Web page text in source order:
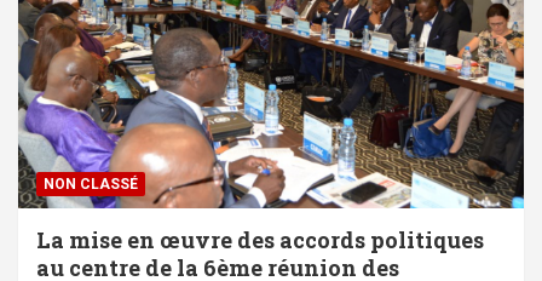
NON CLASSÉ
La mise en œuvre des accords politiques
au centre de la 6ème réunion des